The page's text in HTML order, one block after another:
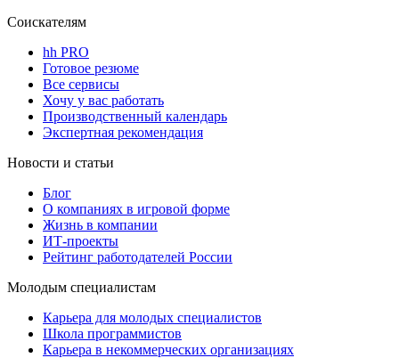
Соискателям
hh PRO
Готовое резюме
Все сервисы
Хочу у вас работать
Производственный календарь
Экспертная рекомендация
Новости и статьи
Блог
О компаниях в игровой форме
Жизнь в компании
ИТ-проекты
Рейтинг работодателей России
Молодым специалистам
Карьера для молодых специалистов
Школа программистов
Карьера в некоммерческих организациях